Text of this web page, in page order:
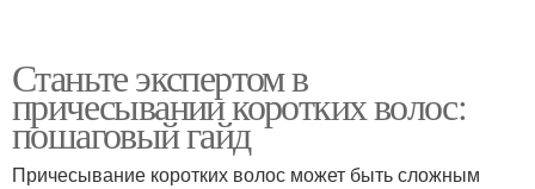
Станьте экспертом в
причесывании коротких волос:
пошаговый гайд
Причесывание коротких волос может быть сложным